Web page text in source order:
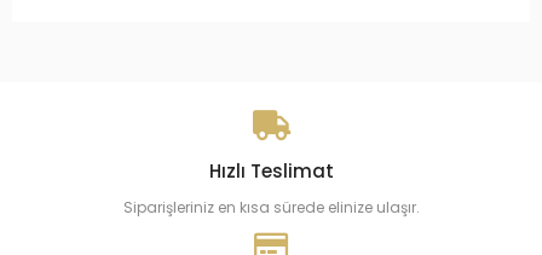
Hızlı Teslimat
Siparişleriniz en kısa sürede elinize ulaşır.